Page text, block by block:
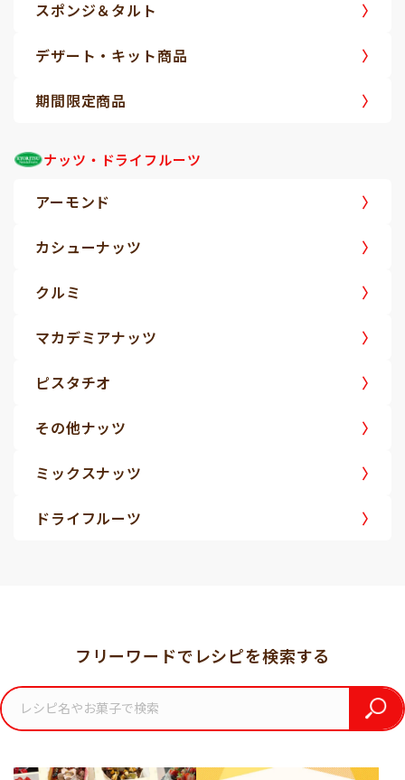
スポンジ＆タルト
デザート・キット商品
期間限定商品
ナッツ・ドライフルーツ
アーモンド
カシューナッツ
クルミ
マカデミアナッツ
ピスタチオ
その他ナッツ
ミックスナッツ
ドライフルーツ
フリーワードでレシピを検索する